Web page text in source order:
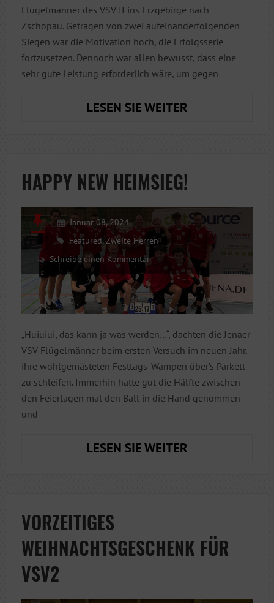
Flügelmänner des VSV II ins Erzgebirge nach
Zschopau. Getragen von zwei aufeinanderfolgenden
Siegen war die Motivation hoch, die Erfolgsserie
fortzusetzen. Dennoch war allen bewusst, dass eine
sehr gute Leistung erforderlich wäre, um gegen
LESEN SIE WEITERKEINE
HAPPY NEW HEIMSIEG!
Januar 08, 2024
Featured,Zweite Herren
Schreibe einen Kommentar
„Huiuiui, das kann ja was werden…“, dachten die Jenaer
VSV Flügelmänner beim ersten Versuch im neuen Jahr,
ihre wohlgemästeten Festtags-Wampen über’s Parkett
zu schleifen. Immerhin hatte gut die Hälfte zwischen
den Feiertagen mal den Ball in die Hand genommen
und
LESEN SIE WEITERHAPPY
VORZEITIGES
WEIHNACHTSGESCHENK FÜR
VSV2